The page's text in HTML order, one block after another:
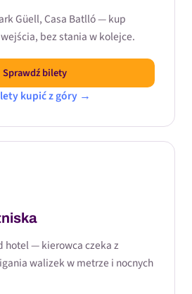
Güell, Casa Batlló — kup
bez stania w kolejce.
Sprawdź bilety
kupić z góry →
hotel — kierowca czeka z
walizek w metrze i nocnych